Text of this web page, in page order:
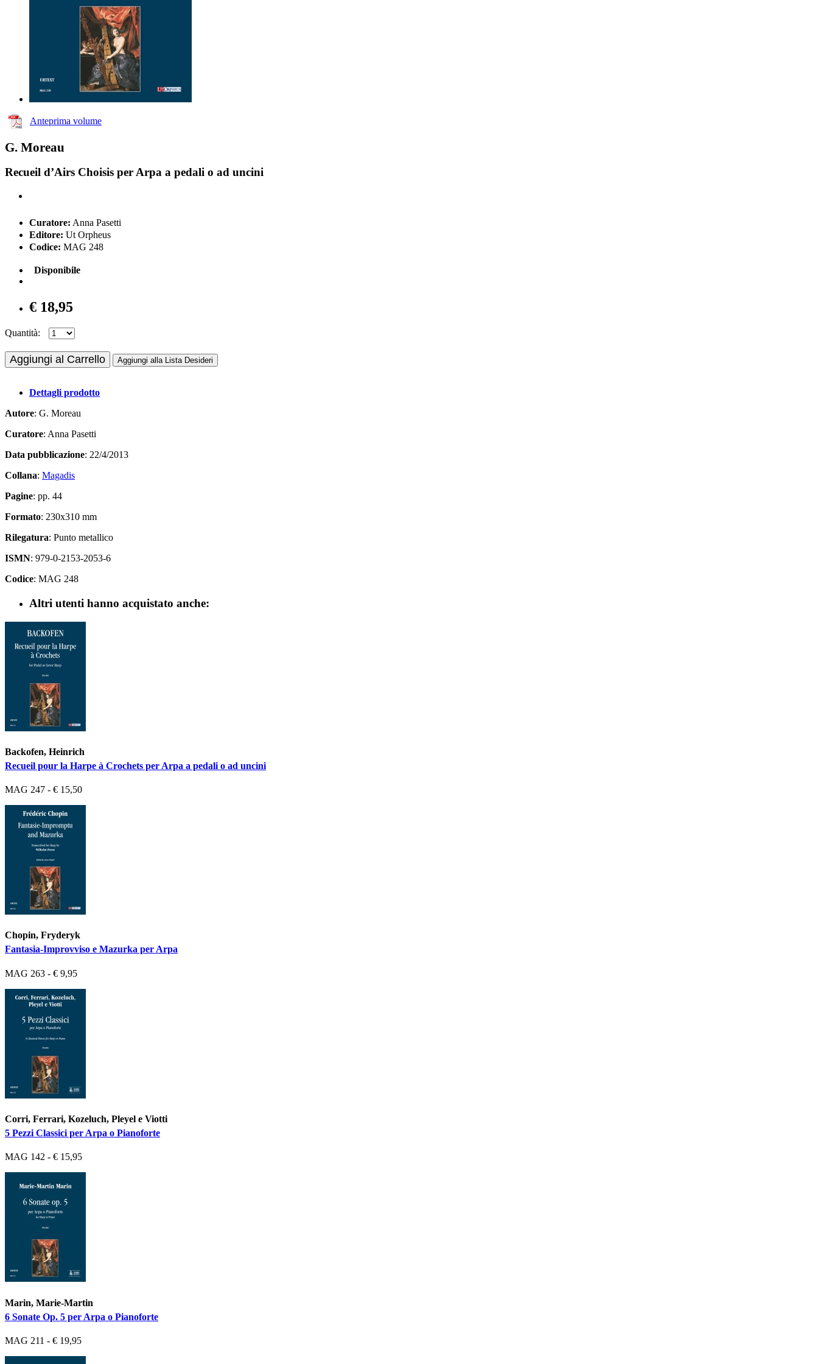
Anteprima volume
G. Moreau
Recueil d’Airs Choisis per Arpa a pedali o ad uncini
Curatore: Anna Pasetti
Editore: Ut Orpheus
Codice: MAG 248
Disponibile
€ 18,95
Quantità:
Aggiungi al Carrello Aggiungi alla Lista Desideri
Dettagli prodotto
Autore: G. Moreau
Curatore: Anna Pasetti
Data pubblicazione: 22/4/2013
Collana: Magadis
Pagine: pp. 44
Formato: 230x310 mm
Rilegatura: Punto metallico
ISMN: 979-0-2153-2053-6
Codice: MAG 248
Altri utenti hanno acquistato anche:
Backofen, Heinrich
Recueil pour la Harpe à Crochets per Arpa a pedali o ad uncini
MAG 247 - € 15,50
Chopin, Fryderyk
Fantasia-Improvviso e Mazurka per Arpa
MAG 263 - € 9,95
Corri, Ferrari, Kozeluch, Pleyel e Viotti
5 Pezzi Classici per Arpa o Pianoforte
MAG 142 - € 15,95
Marin, Marie-Martin
6 Sonate Op. 5 per Arpa o Pianoforte
MAG 211 - € 19,95